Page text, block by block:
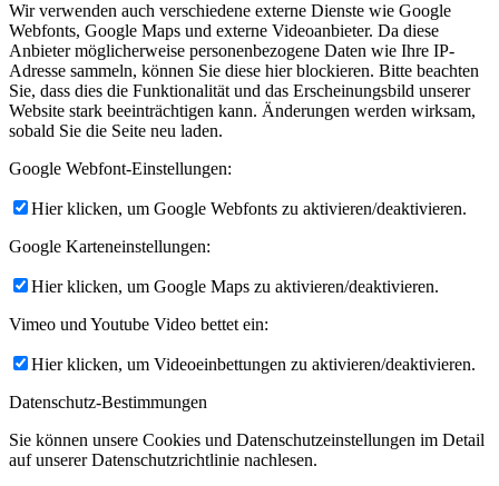
Wir verwenden auch verschiedene externe Dienste wie Google
Webfonts, Google Maps und externe Videoanbieter. Da diese
Anbieter möglicherweise personenbezogene Daten wie Ihre IP-
Adresse sammeln, können Sie diese hier blockieren. Bitte beachten
Sie, dass dies die Funktionalität und das Erscheinungsbild unserer
Website stark beeinträchtigen kann. Änderungen werden wirksam,
sobald Sie die Seite neu laden.
Google Webfont-Einstellungen:
Hier klicken, um Google Webfonts zu aktivieren/deaktivieren.
Google Karteneinstellungen:
Hier klicken, um Google Maps zu aktivieren/deaktivieren.
Vimeo und Youtube Video bettet ein:
Hier klicken, um Videoeinbettungen zu aktivieren/deaktivieren.
Datenschutz-Bestimmungen
Sie können unsere Cookies und Datenschutzeinstellungen im Detail
auf unserer Datenschutzrichtlinie nachlesen.